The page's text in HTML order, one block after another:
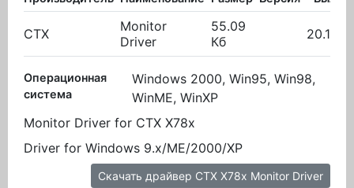
CTX
Monitor
Driver
55.09
Кб
Операционная
система
Windows 2000, Win95, Win98,
WinME, WinXP
Monitor Driver for CTX X78x
Driver for Windows 9.x/ME/2000/XP
Скачать драйвер CTX X78x Monitor Driver